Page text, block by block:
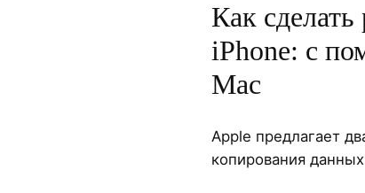
Как
iPhone: с
Mac
Apple предлагает
копирования